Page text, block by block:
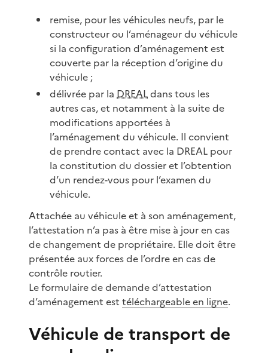
remise, pour les véhicules neufs, par le
constructeur ou l’aménageur du véhicule
si la configuration d’aménagement est
couverte par la réception d’origine du
véhicule ;
délivrée par la DREALdans tous les
autres cas, et notamment à la suite de
modifications apportées à
l’aménagement du véhicule. Il convient
de prendre contact avec la DREAL pour
la constitution du dossier et l’obtention
d’un rendez-vous pour l’examen du
véhicule.
Attachée au véhicule et à son aménagement,
l’attestation n’a pas à être mise à jour en cas
de changement de propriétaire. Elle doit être
présentée aux forces de l’ordre en cas de
contrôle routier.
Le formulaire de demande d’attestation
d’aménagement est téléchargeable en ligne.
Véhicule de transport de